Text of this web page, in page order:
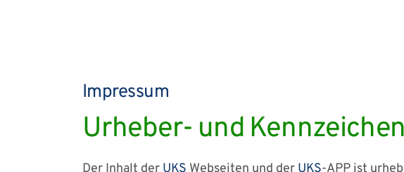
Impressum
Urheber- und